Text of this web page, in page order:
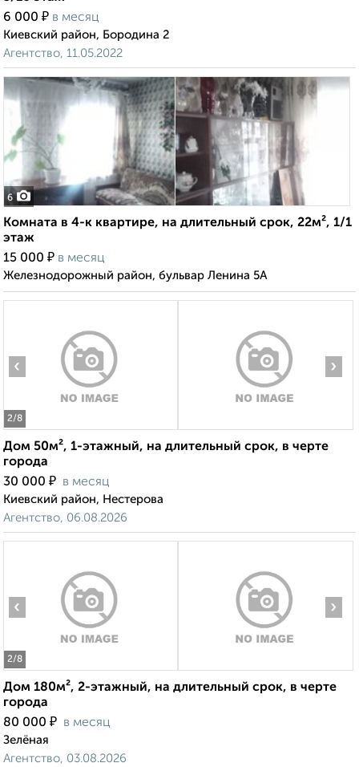
6 000 ₽ в месяц
Киевский район, Бородина 2
Агентство, 11.05.2022
6
Комната в 4-к квартире, на длительный срок, 22м², 1/1
этаж
15 000 ₽ в месяц
Железнодорожный район, бульвар Ленина 5А
2/8
‹ ›
Дом 50м², 1-этажный, на длительный срок, в черте
города
30 000 ₽ в месяц
Киевский район, Нестерова
Агентство, 06.08.2026
2/8
‹ ›
Дом 180м², 2-этажный, на длительный срок, в черте
города
80 000 ₽ в месяц
Зелёная
Агентство, 03.08.2026